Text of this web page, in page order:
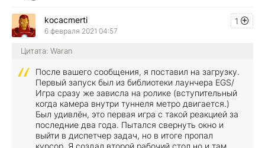
1
kocacmerti
6 февраля 2021 04:57
Цитата: Waran
После вашего сообщения, я поставил на загрузку.
Первый запуск был из библиотеки лаунчера EGS/
Игра сразу же зависла на ролике (вступительный
когда камера внутри туннеля метро двигается.)
Был удивлён, это первая игра с такой реакцией за
последние два года. Пытался свернуть окно и
выйти в диспетчер задач, но в итоге пропал
курсор. Я создал второй рабочий стол но и там